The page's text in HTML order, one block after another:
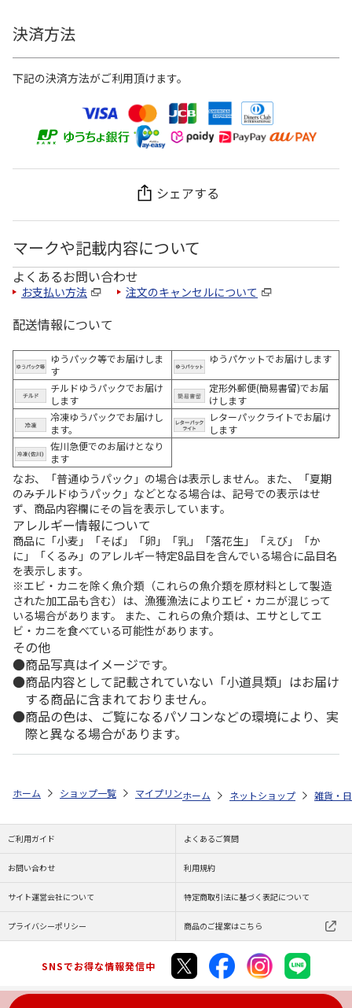
決済方法
下記の決済方法がご利用頂けます。
シェアする
マークや記載内容について
よくあるお問い合わせ
お支払い方法 注文のキャンセルについて
配送情報について
ゆうパック等でお届けしま
す
ゆうパケットでお届けします
チルドゆうパックでお届け
します
定形外郵便(簡易書留)でお届
けします
冷凍ゆうパックでお届けし
ます。
レターパックライトでお届け
します
佐川急便でのお届けとなり
ます
なお、「普通ゆうパック」の場合は表示しません。また、「夏期
のみチルドゆうパック」などとなる場合は、記号での表示はせ
ず、商品内容欄にその旨を表示しています。
アレルギー情報について
商品に「小麦」「そば」「卵」「乳」「落花生」「えび」「か
に」「くるみ」のアレルギー特定8品目を含んでいる場合に品目名
を表示します。
※エビ・カニを除く魚介類（これらの魚介類を原材料として製造
された加工品も含む）は、漁獲漁法によりエビ・カニが混じって
いる場合があります。 また、これらの魚介類は、エサとしてエ
ビ・カニを食べている可能性があります。
その他
商品写真はイメージです。
商品内容として記載されていない「小道具類」はお届け
する商品に含まれておりません。
商品の色は、ご覧になるパソコンなどの環境により、実
際と異なる場合があります。
ホーム ショップ一覧 マイプリント カーステッカー【ヨークシャ
ホーム ネットショップ 雑貨・
ご利用ガイド よくあるご質問
お問い合わせ 利用規約
サイト運営会社について 特定商取引法に基づく表記について
プライバシーポリシー 商品のご提案はこちら
SNSでお得な情報発信中